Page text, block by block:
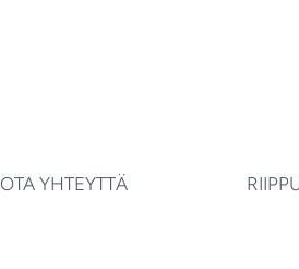
OTA YHTEYTTÄ